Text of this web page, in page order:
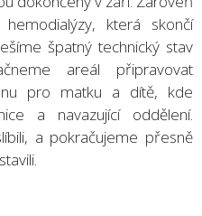
která skončí
špatný technický stav
areál připravovat
pro matku a dítě, kde
a navazující oddělení.
a pokračujeme přesně